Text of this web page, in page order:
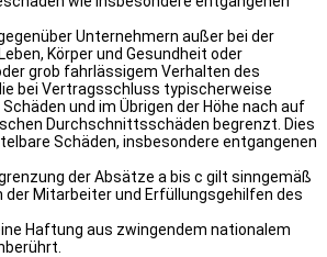
Unternehmern außer bei der
Körper und Gesundheit oder
grob fahrlässigem Verhalten des
bei Vertragsschluss typischerweise
und im Übrigen der Höhe nach auf
Durchschnittsschäden begrenzt. Dies
Schäden, insbesondere entgangenen
der Absätze a bis c gilt sinngemäß
der Mitarbeiter und Erfüllungsgehilfen des
Haftung aus zwingendem nationalem